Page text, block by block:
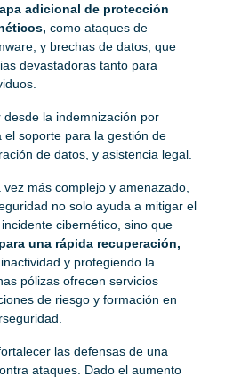
adicional de protección
como ataques de
y brechas de datos, que
devastadoras tanto para
la indemnización por
el soporte para la gestión de
de datos, y asistencia legal.
más complejo y amenazado,
no solo ayuda a mitigar el
cibernético, sino que
una rápida recuperación,
y protegiendo la
pólizas ofrecen servicios
de riesgo y formación en
las defensas de una
ataques. Dado el aumento